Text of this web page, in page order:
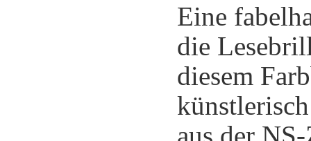
Eine
die
diesem